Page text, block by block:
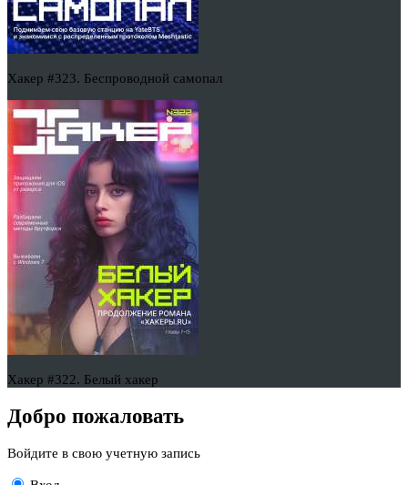
Хакер #323. Беспроводной самопал
Хакер #322. Белый хакер
Добро пожаловать
Войдите в свою учетную запись